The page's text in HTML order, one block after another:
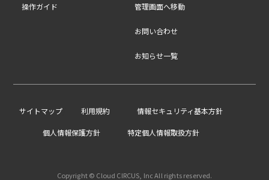
操作ガイド 管理画面へ移動
お問い合わせ
お知らせ一覧
サイトマップ 利用規約 情報セキュリティ基本方針
個人情報保護方針 特定個人情報取扱方針
Copyright © Cloud CIRCUS, Inc All rights reserved.